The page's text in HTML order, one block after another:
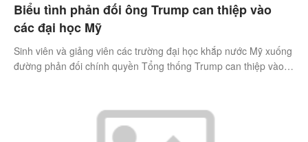
Biểu tình phản đối ông Trump can thiệp vào
các đại học Mỹ
Sinh viên và giảng viên các trường đại học khắp nước Mỹ xuống
đường phản đối chính quyền Tổng thống Trump can thiệp vào